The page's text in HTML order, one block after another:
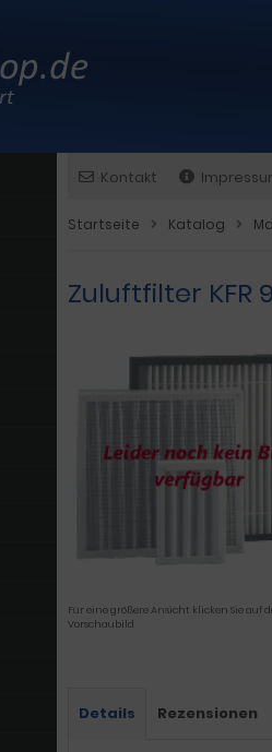
Kontakt
Startseite Katalog
Zuluftfilter KFR
Für eine größere Ansicht klicken Sie auf
Vorschaubild
Details Rezensionen